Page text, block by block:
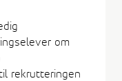
om
rekrutteringen